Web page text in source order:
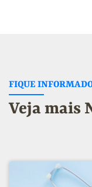
FIQUE
Veja mais